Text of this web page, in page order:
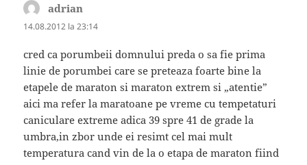
adrian
14.08.2012 la 23:14
cred ca porumbeii domnului preda o sa fie prima
linie de porumbei care se preteaza foarte bine la
etapele de maraton si maraton extrem si „atentie”
aici ma refer la maratoane pe vreme cu tempetaturi
caniculare extreme adica 39 spre 41 de grade la
umbra,in zbor unde ei resimt cel mai mult
temperatura cand vin de la o etapa de maraton fiind